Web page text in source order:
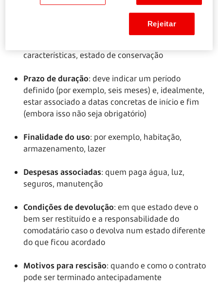
Identificação das partes
: nome, morada e número
de identificação do comodante e do comodatário
características, estado de conservação
Prazo de duração: deve indicar um período
definido (por exemplo, seis meses) e, idealmente,
estar associado a datas concretas de início e fim
(embora isso não seja obrigatório)
Finalidade do uso: por exemplo, habitação,
armazenamento, lazer
Despesas associadas: quem paga água, luz,
seguros, manutenção
Condições de devolução: em que estado deve o
bem ser restituído e a responsabilidade do
comodatário caso o devolva num estado diferente
do que ficou acordado
Motivos para rescisão: quando e como o contrato
pode ser terminado antecipadamente
Rejeitar